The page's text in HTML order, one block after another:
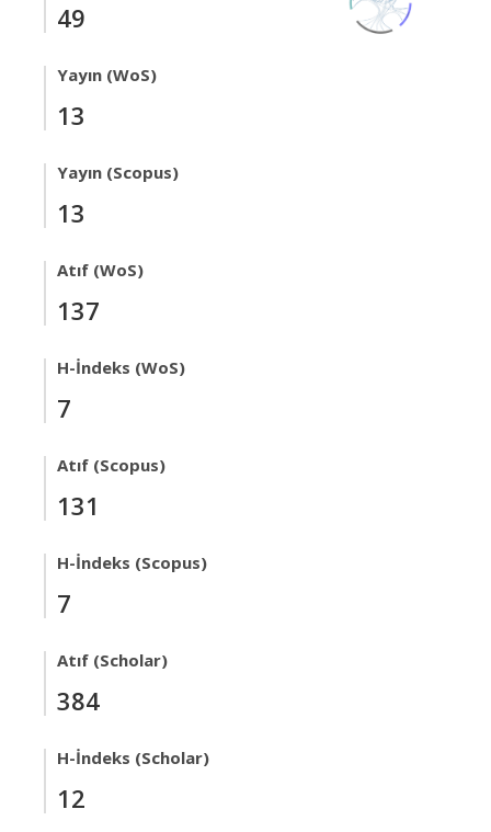
49
Yayın (WoS)
13
Yayın (Scopus)
13
Atıf (WoS)
137
H-İndeks (WoS)
7
Atıf (Scopus)
131
H-İndeks (Scopus)
7
Atıf (Scholar)
384
H-İndeks (Scholar)
12